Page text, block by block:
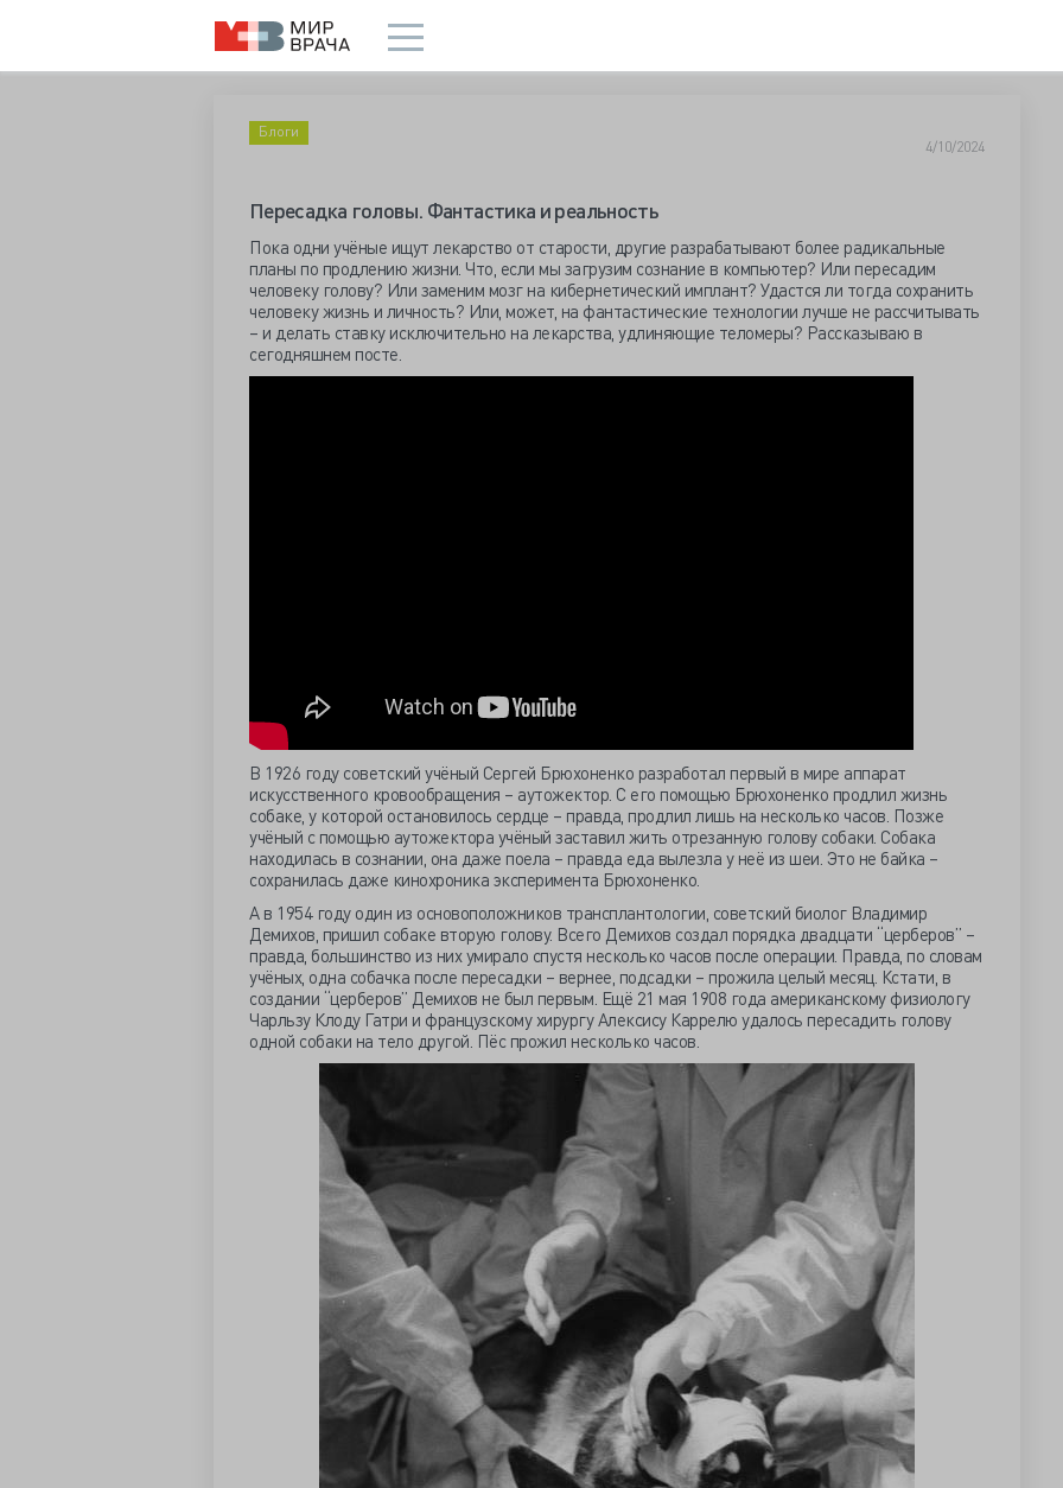
Блоги
4/10/2024
Пересадка головы. Фантастика и реальность
Пока одни учёные ищут лекарство от старости, другие разрабатывают более радикальные
планы по продлению жизни. Что, если мы загрузим сознание в компьютер? Или пересадим
человеку голову? Или заменим мозг на кибернетический имплант? Удастся ли тогда сохранить
человеку жизнь и личность? Или, может, на фантастические технологии лучше не рассчитывать
– и делать ставку исключительно на лекарства, удлиняющие теломеры? Рассказываю в
сегодняшнем посте.
В 1926 году советский учёный Сергей Брюхоненко разработал первый в мире аппарат
искусственного кровообращения – аутожектор. С его помощью Брюхоненко продлил жизнь
собаке, у которой остановилось сердце – правда, продлил лишь на несколько часов. Позже
учёный с помощью аутожектора учёный заставил жить отрезанную голову собаки. Собака
находилась в сознании, она даже поела – правда еда вылезла у неё из шеи. Это не байка –
сохранилась даже кинохроника эксперимента Брюхоненко.
А в 1954 году один из основоположников трансплантологии, советский биолог Владимир
Демихов, пришил собаке вторую голову. Всего Демихов создал порядка двадцати “церберов” –
правда, большинство из них умирало спустя несколько часов после операции. Правда, по словам
учёных, одна собачка после пересадки – вернее, подсадки – прожила целый месяц. Кстати, в
создании “церберов” Демихов не был первым. Ещё 21 мая 1908 года американскому физиологу
Чарльзу Клоду Гатри и французскому хирургу Алексису Каррелю удалось пересадить голову
одной собаки на тело другой. Пёс прожил несколько часов.